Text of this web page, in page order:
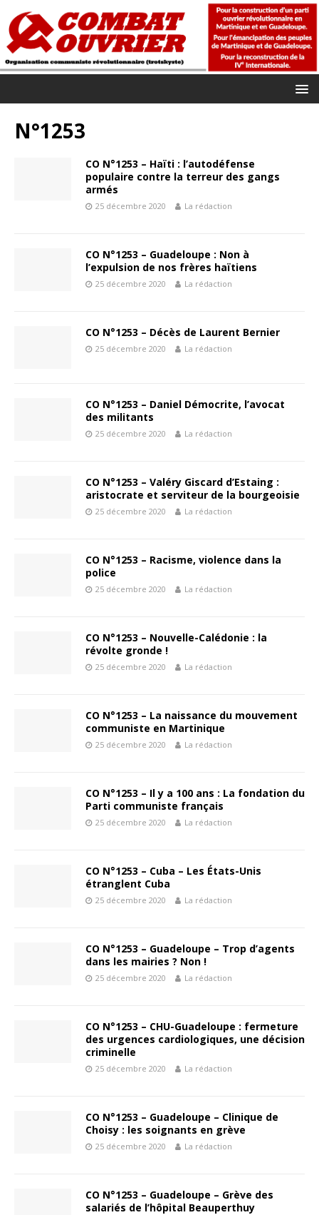
N°1253
CO N°1253 – Haïti : l’autodéfense
populaire contre la terreur des gangs
armés
25 décembre 2020 La rédaction
CO N°1253 – Guadeloupe : Non à
l’expulsion de nos frères haïtiens
25 décembre 2020 La rédaction
CO N°1253 – Décès de Laurent Bernier
25 décembre 2020 La rédaction
CO N°1253 – Daniel Démocrite, l’avocat
des militants
25 décembre 2020 La rédaction
CO N°1253 – Valéry Giscard d’Estaing :
aristocrate et serviteur de la bourgeoisie
25 décembre 2020 La rédaction
CO N°1253 – Racisme, violence dans la
police
25 décembre 2020 La rédaction
CO N°1253 – Nouvelle-Calédonie : la
révolte gronde !
25 décembre 2020 La rédaction
CO N°1253 – La naissance du mouvement
communiste en Martinique
25 décembre 2020 La rédaction
CO N°1253 – Il y a 100 ans : La fondation du
Parti communiste français
25 décembre 2020 La rédaction
CO N°1253 – Cuba – Les États-Unis
étranglent Cuba
25 décembre 2020 La rédaction
CO N°1253 – Guadeloupe – Trop d’agents
dans les mairies ? Non !
25 décembre 2020 La rédaction
CO N°1253 – CHU-Guadeloupe : fermeture
des urgences cardiologiques, une décision
criminelle
25 décembre 2020 La rédaction
CO N°1253 – Guadeloupe – Clinique de
Choisy : les soignants en grève
25 décembre 2020 La rédaction
CO N°1253 – Guadeloupe – Grève des
salariés de l’hôpital Beauperthuy